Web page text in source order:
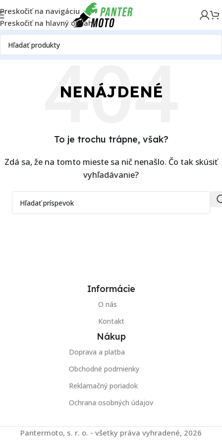
Preskočiť na navigáciu
Preskočiť na hlavný obsah
NENÁJDENÉ
To je trochu trápne, však?
Zdá sa, že na tomto mieste sa nič nenašlo. Čo tak skúsiť
vyhľadávanie?
Informácie
O nás
Kontakt
Nákup
Doprava a platba
Obchodné podmienky
Reklamačný poriadok
Ochrana osobných údajov
Pantermoto, s. r. o. - všetky práva vyhradené, 2026